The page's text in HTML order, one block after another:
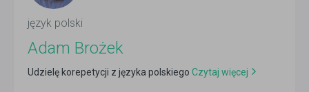
język polski
Adam Brożek
Udzielę korepetycji z języka polskiego Czytaj więcej